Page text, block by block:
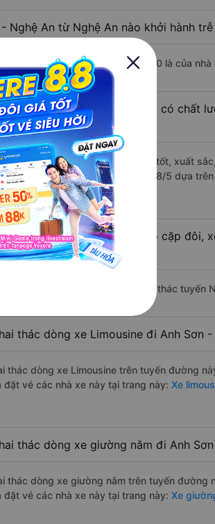
Nghệ An từ Nghệ An nào khởi hành
trễ (muộn) nhất là vào lúc 15:30 là của nhà
- Nghệ An từ Nghệ An nào có chất
Anh Sơn - Nghệ An chất lượng tốt, xuất
An với điểm chất lượng là 4.8/5 dựa
Anh Sơn - Nghệ An dành cho cặp đôi,
có loại xe giường nằm đôi khai thác tuyến
thác dòng xe Limousine đi Anh Sơn
thác dòng xe Limousine trên tuyến đường
vé các nhà xe này tại trang này: Xe
thác dòng xe giường nằm đi Anh
thác dòng xe giường nằm trên tuyến đường
vé các nhà xe này tại trang này: Xe